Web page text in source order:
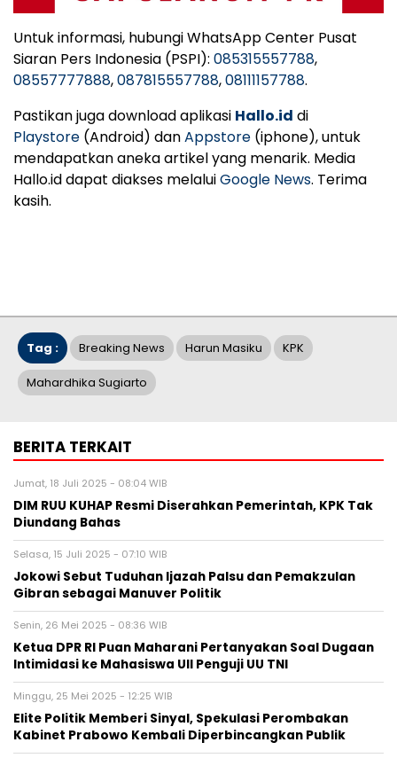
Untuk informasi, hubungi WhatsApp Center Pusat
Siaran Pers Indonesia (PSPI): 085315557788,
08557777888,087815557788,08111157788.
Pastikan juga download aplikasi Hallo.id di
Playstore (Android) danAppstore (iphone), untuk
mendapatkan aneka artikel yang menarik. Media
Hallo.id dapat diakses melaluiGoogle News. Terima
kasih.
Tag : Breaking News Harun Masiku KPK
Mahardhika Sugiarto
BERITA TERKAIT
Jumat, 18 Juli 2025 - 08:04 WIB
DIM RUU KUHAP Resmi Diserahkan Pemerintah, KPK Tak
Diundang Bahas
Selasa, 15 Juli 2025 - 07:10 WIB
Jokowi Sebut Tuduhan Ijazah Palsu dan Pemakzulan
Gibran sebagai Manuver Politik
Senin, 26 Mei 2025 - 08:36 WIB
Ketua DPR RI Puan Maharani Pertanyakan Soal Dugaan
Intimidasi ke Mahasiswa UII Penguji UU TNI
Minggu, 25 Mei 2025 - 12:25 WIB
Elite Politik Memberi Sinyal, Spekulasi Perombakan
Kabinet Prabowo Kembali Diperbincangkan Publik